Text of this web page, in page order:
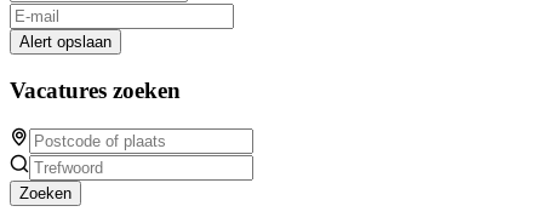
Alert opslaan
Vacatures zoeken
Zoeken